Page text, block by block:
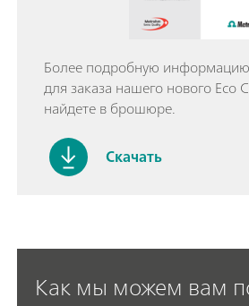
Более подробную
для заказа нашего нового Eco
найдете в брошюре.
Скачать
Как мы можем вам